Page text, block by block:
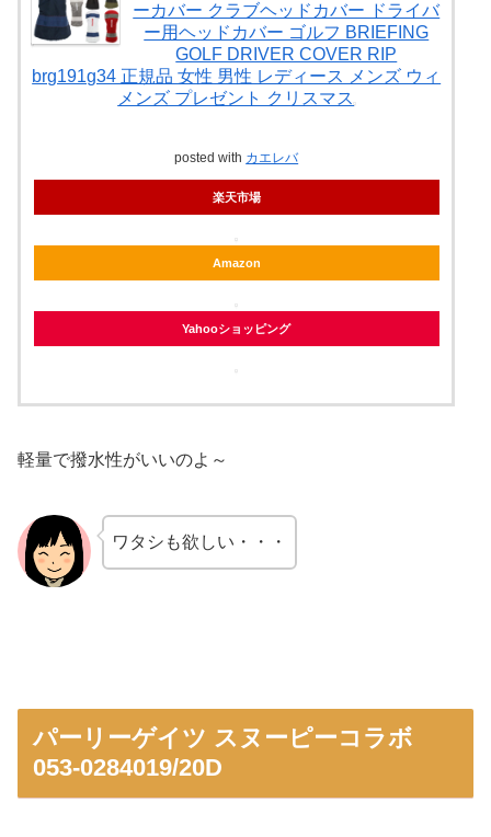
ーカバー クラブヘッドカバー ドライバ
ー用ヘッドカバー ゴルフ BRIEFING
GOLF DRIVER COVER RIP
brg191g34 正規品 女性 男性 レディース メンズ ウィ
メンズ プレゼント クリスマス
posted with カエレバ
楽天市場
Amazon
Yahooショッピング
軽量で撥水性がいいのよ～
ワタシも欲しい・・・
パーリーゲイツ スヌーピーコラボ
053-0284019/20D